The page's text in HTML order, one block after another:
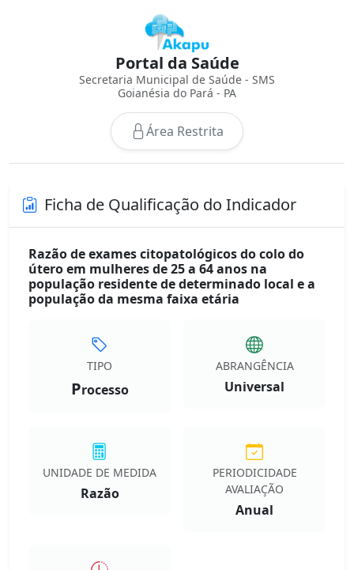
Portal da Saúde
Secretaria Municipal de Saúde - SMS
Goianésia do Pará - PA
Área Restrita
Ficha de Qualificação do Indicador
Razão de exames citopatológicos do colo do
útero em mulheres de 25 a 64 anos na
população residente de determinado local e a
população da mesma faixa etária
TIPO
Processo
ABRANGÊNCIA
Universal
UNIDADE DE MEDIDA
Razão
PERIODICIDADE
AVALIAÇÃO
Anual